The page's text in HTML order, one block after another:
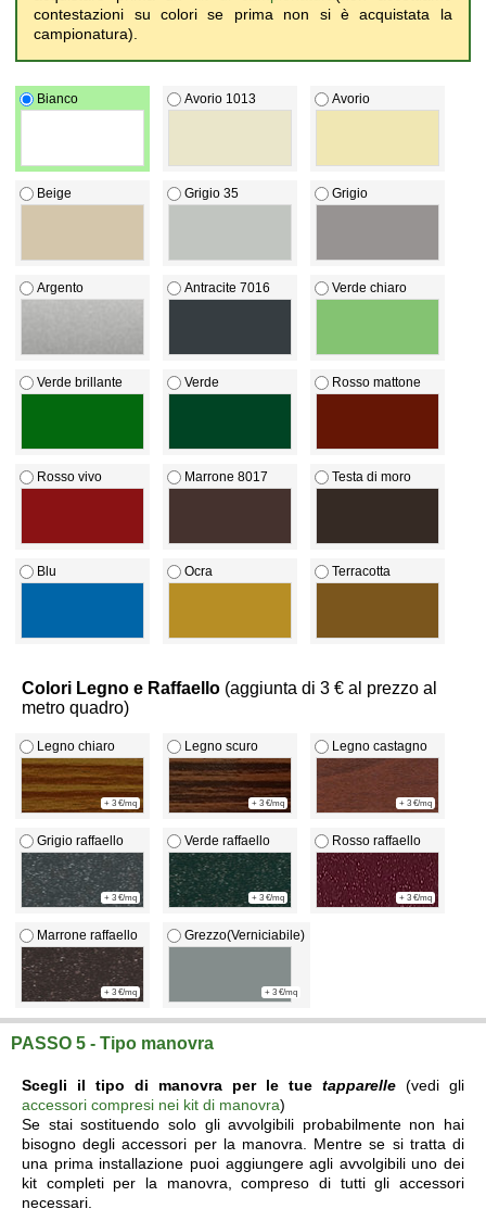
contestazioni su colori se prima non si è acquistata la
campionatura).
Bianco Avorio 1013 Avorio
Beige Grigio 35 Grigio
Argento Antracite 7016 Verde chiaro
Verde brillante Verde Rosso mattone
Rosso vivo Marrone 8017 Testa di moro
Blu Ocra Terracotta
Colori Legno e Raffaello (aggiunta di 3 € al prezzo al
metro quadro)
Legno chiaro
+ 3 €/mq
Legno scuro
+ 3 €/mq
Legno castagno
+ 3 €/mq
Grigio raffaello
+ 3 €/mq
Verde raffaello
+ 3 €/mq
Rosso raffaello
+ 3 €/mq
Marrone raffaello
+ 3 €/mq
Grezzo(Verniciabile)
+ 3 €/mq
PASSO 5 - Tipo manovra
Scegli il tipo di manovra per le tue tapparelle (vedi gli
accessori compresi nei kit di manovra)
Se stai sostituendo solo gli avvolgibili probabilmente non hai
bisogno degli accessori per la manovra. Mentre se si tratta di
una prima installazione puoi aggiungere agli avvolgibili uno dei
kit completi per la manovra, compreso di tutti gli accessori
necessari.